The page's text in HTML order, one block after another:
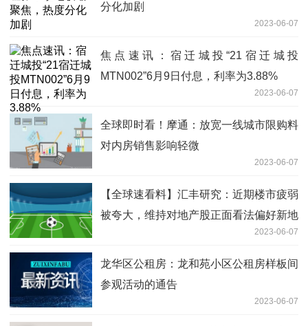
分化加剧
2023-06-07
焦点速讯：宿迁城投“21宿迁城投
MTN002”6月9日付息，利率为3.88%
2023-06-07
全球即时看！摩通：放宽一线城市限购料
对内房销售影响轻微
2023-06-07
【全球速看料】汇丰研究：近期楼市疲弱
被夸大，维持对地产股正面看法偏好新地
2023-06-07
龙华区公租房：龙和苑小区公租房样板间
参观活动的通告
2023-06-07